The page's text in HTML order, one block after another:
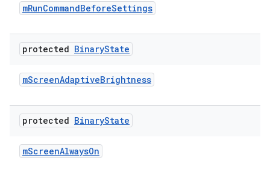
mRunCommandBeforeSettings
protected BinaryState
mScreenAdaptiveBrightness
protected BinaryState
mScreenAlwaysOn